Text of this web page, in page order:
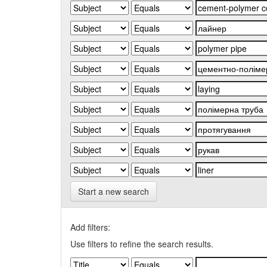
Start a new search
Add filters:
Use filters to refine the search results.